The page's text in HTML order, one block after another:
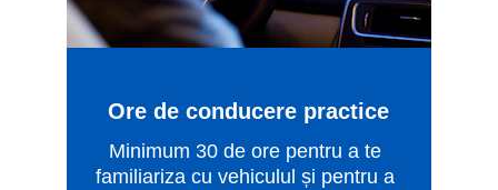
Ore de conducere practice
Minimum 30 de ore pentru a te
familiariza cu vehiculul și pentru a